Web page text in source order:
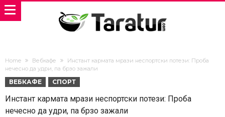
Home Вебкафе
Инстант кармата мрази неспортски потези: Проба
нечесно да удри, па брзо зажали
ВЕБКАФЕ СПОРТ
Инстант кармата мрази неспортски потези: Проба
нечесно да удри, па брзо зажали